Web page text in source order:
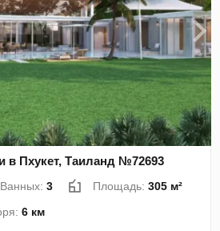
в Пхукет, Таиланд №72693
Ванных:3 Площадь:305 м²
6 км